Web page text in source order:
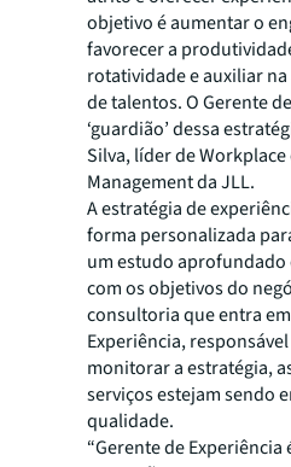
objetivo é aumentar o
favorecer a
rotatividade e auxiliar
de talentos. O Gerente
‘guardião’ dessa
Silva, líder de Workplace
Management da JLL.
A estratégia de
forma personalizada
um estudo aprofundado
com os objetivos do
consultoria que entra
Experiência,
monitorar a estratégia,
serviços estejam sendo
qualidade.
“Gerente de Experiência